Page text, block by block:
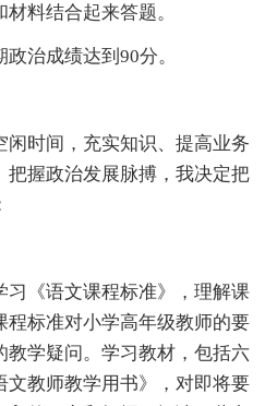
料结合起来答题。
治成绩达到90分。
闲时间，充实知识、提高业务
把握政治发展脉搏，我决定把
习《语文课程标准》，理解课
程标准对小学高年级教师的要
教学疑问。学习教材，包括六
文教师教学用书》，对即将要